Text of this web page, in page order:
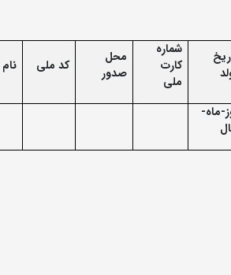
شماره
کارت
ملی
محل
صدور
کد ملی
ماه-